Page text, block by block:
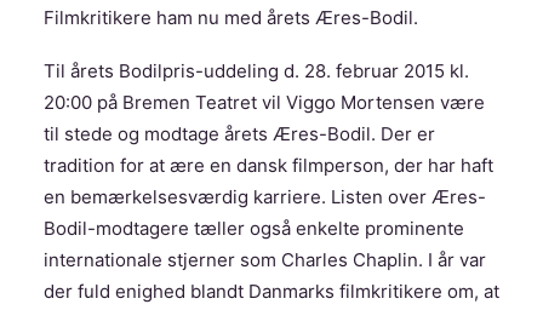
Filmkritikere ham nu med årets Æres-Bodil.
Til årets Bodilpris-uddeling d. 28. februar 2015 kl.
20:00 på Bremen Teatret vil Viggo Mortensen være
til stede og modtage årets Æres-Bodil. Der er
tradition for at ære en dansk filmperson, der har haft
en bemærkelsesværdig karriere. Listen over Æres-
Bodil-modtagere tæller også enkelte prominente
internationale stjerner som Charles Chaplin. I år var
der fuld enighed blandt Danmarks filmkritikere om, at